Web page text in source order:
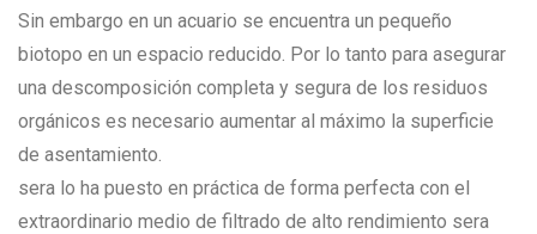
Sin embargo en un acuario se encuentra un pequeño
biotopo en un espacio reducido. Por lo tanto para asegurar
una descomposición completa y segura de los residuos
orgánicos es necesario aumentar al máximo la superficie
de asentamiento.
sera lo ha puesto en práctica de forma perfecta con el
extraordinario medio de filtrado de alto rendimiento sera